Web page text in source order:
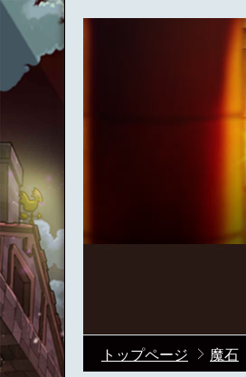
トップページ 魔石